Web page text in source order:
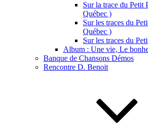
Sur la trace du Petit
Québec )
Sur les traces du
Québec )
Sur les traces du
Album : Une vie, Le
Banque de Chansons Démos
Rencontre D. Benoit